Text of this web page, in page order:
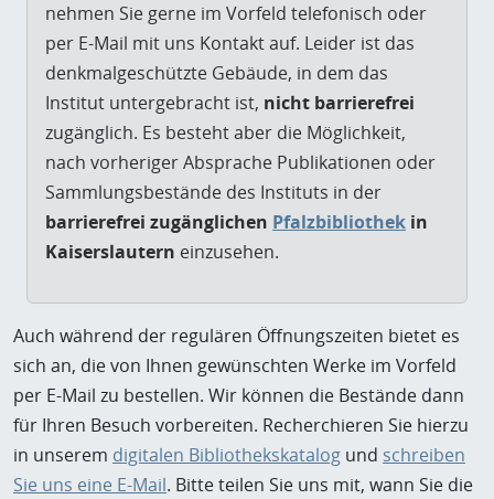
nehmen Sie gerne im Vorfeld telefonisch oder
per E-Mail mit uns Kontakt auf. Leider ist das
denkmalgeschützte Gebäude, in dem das
Institut untergebracht ist, nicht barrierefrei
zugänglich. Es besteht aber die Möglichkeit,
nach vorheriger Absprache Publikationen oder
Sammlungsbestände des Instituts in der
barrierefrei zugänglichen Pfalzbibliothek in
Kaiserslautern einzusehen.
Auch während der regulären Öffnungszeiten bietet es
sich an, die von Ihnen gewünschten Werke im Vorfeld
per E-Mail zu bestellen. Wir können die Bestände dann
für Ihren Besuch vorbereiten. Recherchieren Sie hierzu
in unserem digitalen Bibliothekskatalog und schreiben
Sie uns eine E-Mail. Bitte teilen Sie uns mit, wann Sie die